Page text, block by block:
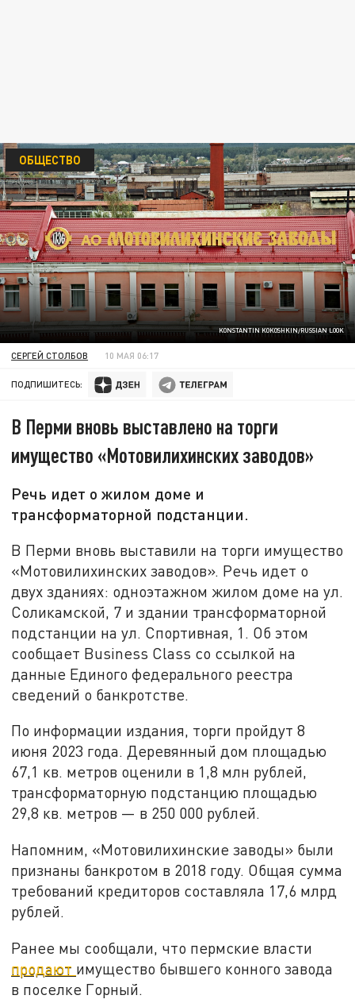
KONSTANTIN KOKOSHKIN/RUSSIAN LOOK
ОБЩЕСТВО
СЕРГЕЙ СТОЛБОВ 10 МАЯ 06:17
ПОДПИШИТЕСЬ:
В Перми вновь выставлено на торги
имущество «Мотовилихинских заводов»
Речь идет о жилом доме и
трансформаторной подстанции.
В Перми вновь выставили на торги имущество
«Мотовилихинских заводов». Речь идет о
двух зданиях: одноэтажном жилом доме на ул.
Соликамской, 7 и здании трансформаторной
подстанции на ул. Спортивная, 1. Об этом
сообщает Business Class со ссылкой на
данные Единого федерального реестра
сведений о банкротстве.
По информации издания, торги пройдут 8
июня 2023 года. Деревянный дом площадью
67,1 кв. метров оценили в 1,8 млн рублей,
трансформаторную подстанцию площадью
29,8 кв. метров — в 250 000 рублей.
Напомним, «Мотовилихинские заводы» были
признаны банкротом в 2018 году. Общая сумма
требований кредиторов составляла 17,6 млрд
рублей.
Ранее мы сообщали, что пермские власти
продают имущество бывшего конного завода
в поселке Горный.